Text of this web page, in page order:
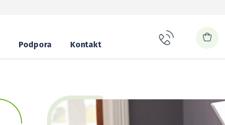
Podpora Kontakt